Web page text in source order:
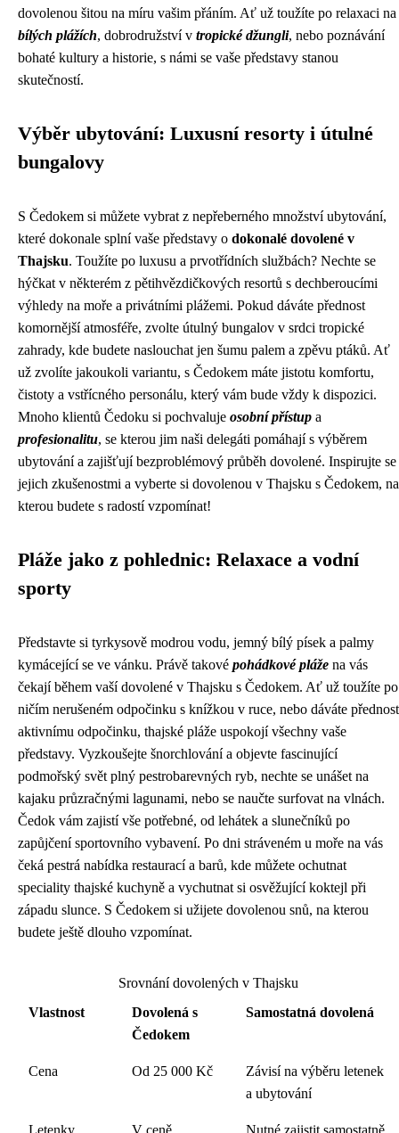
dovolenou šitou na míru vašim přáním. Ať už toužíte po relaxaci na
bílých plážích, dobrodružství v tropické džungli, nebo poznávání
bohaté kultury a historie, s námi se vaše představy stanou
skutečností.
Výběr ubytování: Luxusní resorty i útulné
bungalovy
S Čedokem si můžete vybrat z nepřeberného množství ubytování,
které dokonale splní vaše představy o dokonalé dovolené v
Thajsku. Toužíte po luxusu a prvotřídních službách? Nechte se
hýčkat v některém z pětihvězdičkových resortů s dechberoucími
výhledy na moře a privátními plážemi. Pokud dáváte přednost
komornější atmosféře, zvolte útulný bungalov v srdci tropické
zahrady, kde budete naslouchat jen šumu palem a zpěvu ptáků. Ať
už zvolíte jakoukoli variantu, s Čedokem máte jistotu komfortu,
čistoty a vstřícného personálu, který vám bude vždy k dispozici.
Mnoho klientů Čedoku si pochvaluje osobní přístup a
profesionalitu, se kterou jim naši delegáti pomáhají s výběrem
ubytování a zajišťují bezproblémový průběh dovolené. Inspirujte se
jejich zkušenostmi a vyberte si dovolenou v Thajsku s Čedokem, na
kterou budete s radostí vzpomínat!
Pláže jako z pohlednic: Relaxace a vodní
sporty
Představte si tyrkysově modrou vodu, jemný bílý písek a palmy
kymácející se ve vánku. Právě takové pohádkové pláže na vás
čekají během vaší dovolené v Thajsku s Čedokem. Ať už toužíte po
ničím nerušeném odpočinku s knížkou v ruce, nebo dáváte přednost
aktivnímu odpočinku, thajské pláže uspokojí všechny vaše
představy. Vyzkoušejte šnorchlování a objevte fascinující
podmořský svět plný pestrobarevných ryb, nechte se unášet na
kajaku průzračnými lagunami, nebo se naučte surfovat na vlnách.
Čedok vám zajistí vše potřebné, od lehátek a slunečníků po
zapůjčení sportovního vybavení. Po dni stráveném u moře na vás
čeká pestrá nabídka restaurací a barů, kde můžete ochutnat
speciality thajské kuchyně a vychutnat si osvěžující koktejl při
západu slunce. S Čedokem si užijete dovolenou snů, na kterou
budete ještě dlouho vzpomínat.
Srovnání dovolených v Thajsku
Vlastnost
Dovolená s
Čedokem
Samostatná dovolená
Cena Od 25 000 Kč
Závisí na výběru letenek
a ubytování